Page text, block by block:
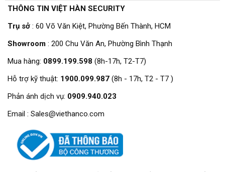
THÔNG TIN VIỆT HÀN SECURITY
Trụ sở : 60 Võ Văn Kiệt, Phường Bến Thành, HCM
Showroom : 200 Chu Văn An, Phường Bình Thạnh
Mua hàng: 0899.199.598 (8h-17h, T2-T7)
Hỗ trợ kỹ thuật: 1900.099.987 (8h - 17h, T2 - T7 )
Phản ánh dịch vụ: 0909.940.023
Email : Sales@viethanco.com